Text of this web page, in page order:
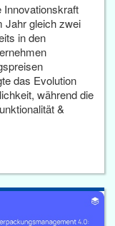
Jahr gleich zwei
in den
das Evolution
während die
&